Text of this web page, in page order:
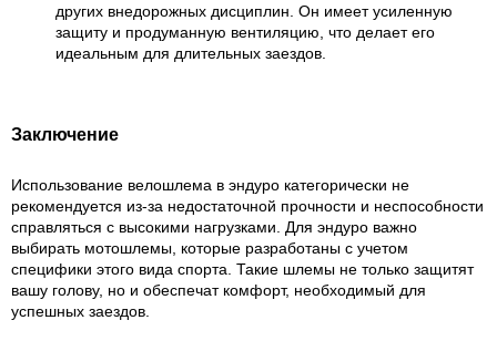
других внедорожных дисциплин. Он имеет усиленную
защиту и продуманную вентиляцию, что делает его
идеальным для длительных заездов.
Заключение
Использование велошлема в эндуро категорически не
рекомендуется из-за недостаточной прочности и неспособности
справляться с высокими нагрузками. Для эндуро важно
выбирать мотошлемы, которые разработаны с учетом
специфики этого вида спорта. Такие шлемы не только защитят
вашу голову, но и обеспечат комфорт, необходимый для
успешных заездов.